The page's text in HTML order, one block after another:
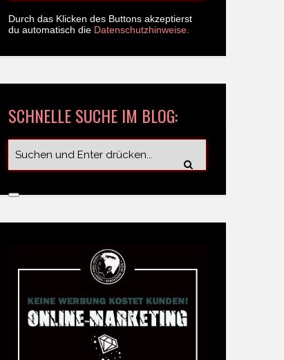
Durch das Klicken des Buttons akzeptierst
du automatisch die Datenschutzhinweise.
SCHNELLE SUCHE IM BLOG: